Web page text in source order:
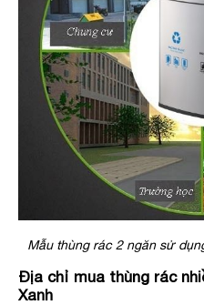
Mẫu thùng rác 2 ngăn sử
Địa chỉ mua thùng rác
Xanh